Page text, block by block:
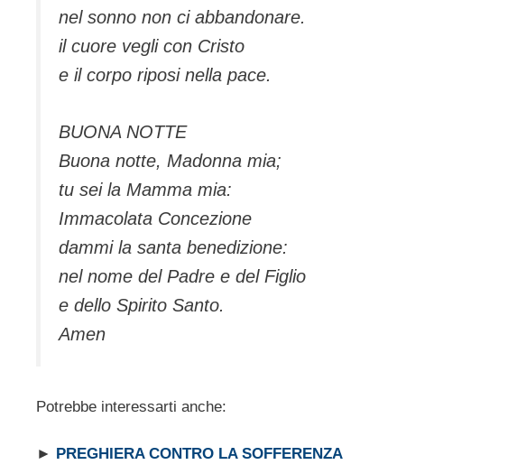
nel sonno non ci abbandonare.
il cuore vegli con Cristo
e il corpo riposi nella pace.
BUONA NOTTE
Buona notte, Madonna mia;
tu sei la Mamma mia:
Immacolata Concezione
dammi la santa benedizione:
nel nome del Padre e del Figlio
e dello Spirito Santo.
Amen
Potrebbe interessarti anche:
► PREGHIERA CONTRO LA SOFFERENZA